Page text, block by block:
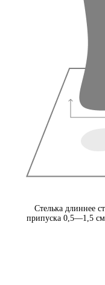
Стелька длиннее
припуска 0,5—1,5